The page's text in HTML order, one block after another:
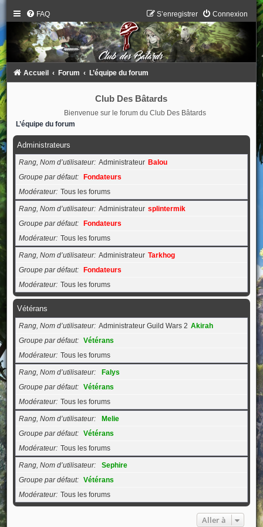
FAQ Connexion
S’enregistrer
Accueil Forum L’équipe du forum
Club Des Bâtards
Bienvenue sur le forum du Club Des Bâtards
L’équipe du forum
Administrateurs
Rang, Nom d’utilisateur Administrateur Balou
Groupe par défaut
Fondateurs
Modérateur Tous les forums
Rang, Nom d’utilisateur Administrateur splintermik
Groupe par défaut
Fondateurs
Modérateur Tous les forums
Rang, Nom d’utilisateur Administrateur Tarkhog
Groupe par défaut
Fondateurs
Modérateur Tous les forums
Vétérans
Rang, Nom d’utilisateur Administrateur Guild Wars 2 Akirah
Groupe par défaut
Vétérans
Modérateur Tous les forums
Rang, Nom d’utilisateur
Falys
Groupe par défaut
Vétérans
Modérateur Tous les forums
Rang, Nom d’utilisateur
Melie
Groupe par défaut
Vétérans
Modérateur Tous les forums
Rang, Nom d’utilisateur
Sephire
Groupe par défaut
Vétérans
Modérateur Tous les forums
Aller à